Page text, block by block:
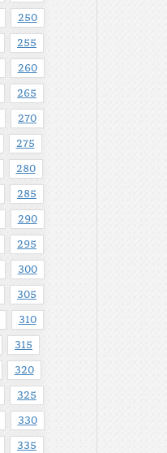
250
255
260
265
270
275
280
285
290
295
300
305
310
315
320
325
330
335